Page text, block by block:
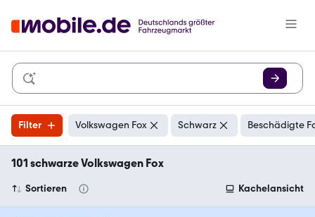
Filter Volkswagen Fox Schwarz Beschädigte
101 schwarze Volkswagen Fox
Sortieren Kachelansicht